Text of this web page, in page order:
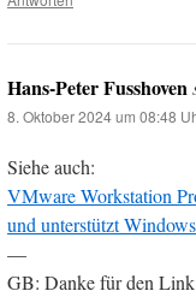
Hans-Peter Fusshoven
8. Oktober 2024 um 08:48
Siehe auch:
VMware Workstation
und unterstützt
—
GB: Danke für den